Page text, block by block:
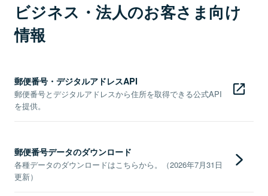
ビジネス・法人のお客さま向け
情報
郵便番号・デジタルアドレスAPI
郵便番号とデジタルアドレスから住所を取得できる公式API
を提供。
郵便番号データのダウンロード
各種データのダウンロードはこちらから。（2026年7月31日
更新）